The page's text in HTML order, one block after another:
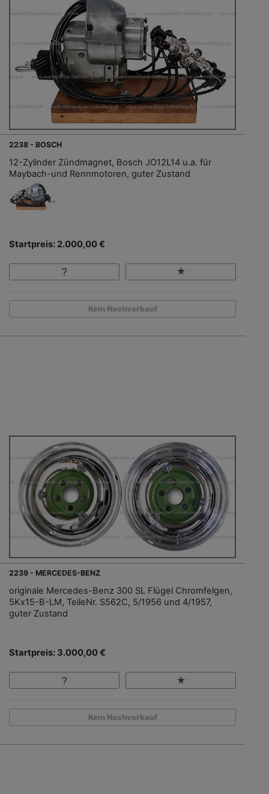
2238 - BOSCH
12-Zylinder Zündmagnet, Bosch JO12L14 u.a. für
Maybach-und Rennmotoren, guter Zustand
Startpreis: 2.000,00 €
Kein Nachverkauf
2239 - MERCEDES-BENZ
originale Mercedes-Benz 300 SL Flügel Chromfelgen,
5Kx15-B-LM, TeileNr. S562C, 5/1956 und 4/1957,
guter Zustand
Startpreis: 3.000,00 €
Kein Nachverkauf